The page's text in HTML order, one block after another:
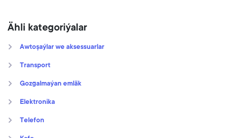
Ähli kategoriýalar
Awtoşaýlar we aksessuarlar
Transport
Gozgalmaýan emläk
Elektronika
Telefon